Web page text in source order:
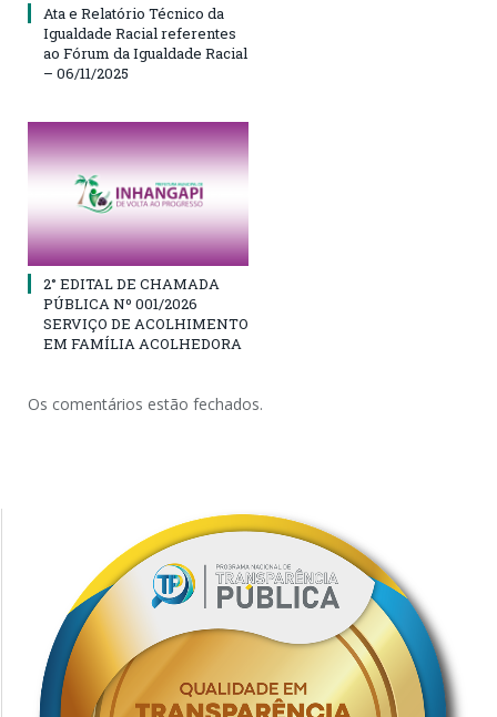
Ata e Relatório Técnico da
Igualdade Racial referentes
ao Fórum da Igualdade Racial
– 06/11/2025
2° EDITAL DE CHAMADA
PÚBLICA Nº 001/2026
SERVIÇO DE ACOLHIMENTO
EM FAMÍLIA ACOLHEDORA
Os comentários estão fechados.